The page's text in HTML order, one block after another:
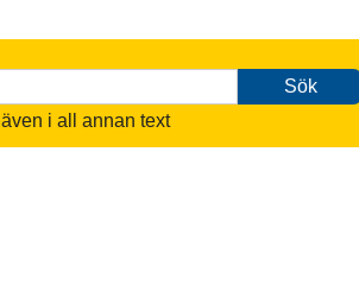
Sök
även i all annan text